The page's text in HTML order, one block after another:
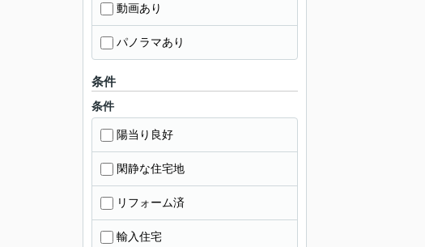
動画あり
パノラマあり
条件
条件
陽当り良好
閑静な住宅地
リフォーム済
輸入住宅